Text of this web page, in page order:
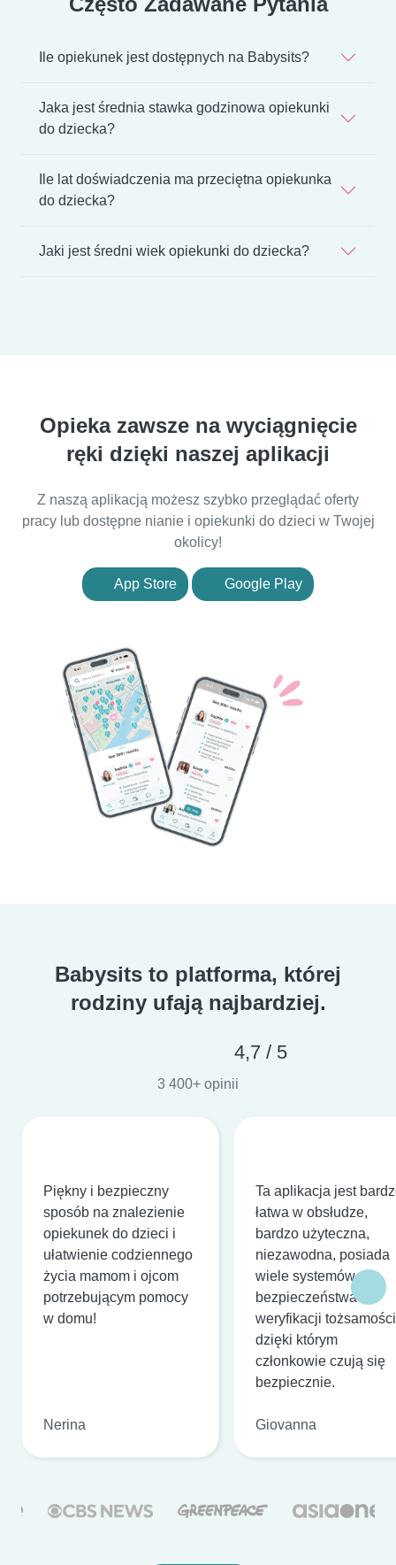
Ile opiekunek jest dostępnych na Babysits?
Jaka jest średnia stawka godzinowa opiekunki
do dziecka?
Ile lat doświadczenia ma przeciętna opiekunka
do dziecka?
Jaki jest średni wiek opiekunki do dziecka?
Opieka zawsze na wyciągnięcie
ręki dzięki naszej aplikacji
Z naszą aplikacją możesz szybko przeglądać oferty
pracy lub dostępne nianie i opiekunki do dzieci w Twojej
okolicy!
App Store Google Play
Babysits to platforma, której
rodziny ufają najbardziej.
4,7 / 5
3 400+ opinii
Piękny i bezpieczny
sposób na znalezienie
opiekunek do dzieci i
ułatwienie codziennego
życia mamom i ojcom
potrzebującym pomocy
w domu!
Nerina
Ta aplikacja jest
łatwa w obsłudze,
bardzo użyteczna,
niezawodna, posiada
wiele systemów
bezpieczeństwa i
weryfikacji
dzięki którym
członkowie czują się
bezpiecznie.
Giovanna